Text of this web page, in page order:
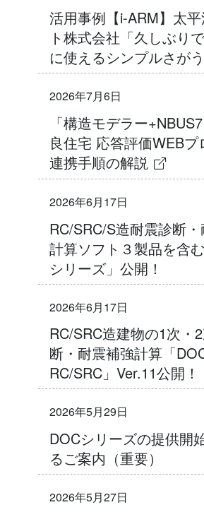
活用事例【i-ARM】太
ト株式会社「久しぶり
に使えるシンプルさがう
2026年7月6日
「構造モデラー
良住宅 応答評価WEBプ
連携手順の解説
2026年6月17日
RC/SRC/S造耐震診断
計算ソフト３製品を含
シリーズ」公開！
2026年6月17日
RC/SRC造建物の1次・
断・耐震補強計算「
RC/SRC」Ver.11公開！
2026年5月29日
DOCシリーズの提供開
るご案内（重要）
2026年5月27日